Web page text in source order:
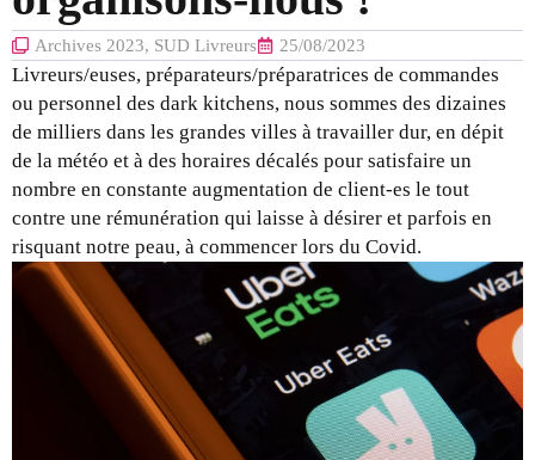
Archives 2023, SUD Livreurs 25/08/2023
Livreurs/euses, préparateurs/préparatrices de commandes
ou personnel des dark kitchens, nous sommes des dizaines
de milliers dans les grandes villes à travailler dur, en dépit
de la météo et à des horaires décalés pour satisfaire un
nombre en constante augmentation de client-es le tout
contre une rémunération qui laisse à désirer et parfois en
risquant notre peau, à commencer lors du Covid.